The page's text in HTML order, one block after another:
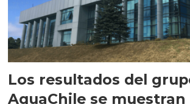
Los resultados del
AquaChile se